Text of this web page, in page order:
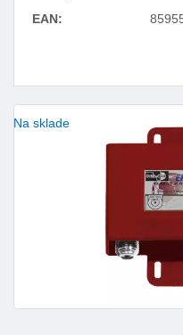
EAN:
Na sklade